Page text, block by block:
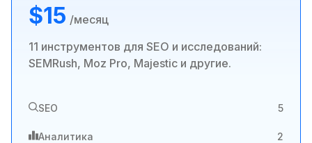
$15 /месяц
11 инструментов для SEO и исследований:
SEMRush, Moz Pro, Majestic и другие.
SEO 5
Аналитика 2